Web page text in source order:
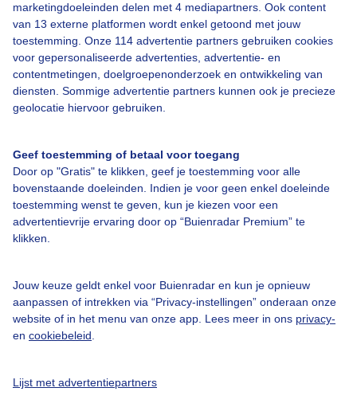
marketingdoeleinden delen met 4 mediapartners. Ook content
van 13 externe platformen wordt enkel getoond met jouw
toestemming. Onze 114 advertentie partners gebruiken cookies
voor gepersonaliseerde advertenties, advertentie- en
contentmetingen, doelgroepenonderzoek en ontwikkeling van
diensten. Sommige advertentie partners kunnen ook je precieze
geolocatie hiervoor gebruiken.
Geef toestemming of betaal voor toegang
Door op "Gratis" te klikken, geef je toestemming voor alle
bovenstaande doeleinden. Indien je voor geen enkel doeleinde
toestemming wenst te geven, kun je kiezen voor een
advertentievrije ervaring door op “Buienradar Premium” te
klikken.
Jouw keuze geldt enkel voor Buienradar en kun je opnieuw
aanpassen of intrekken via “Privacy-instellingen” onderaan onze
website of in het menu van onze app. Lees meer in ons privacy-
en cookiebeleid
Lijst met advertentiepartners
Over Buienradar
Bedrijfsgegevens
Contact
Toegankelijkheid
Gebruikersvoorwaarden
Adverteren
Privacy beleid
Cookie beleid